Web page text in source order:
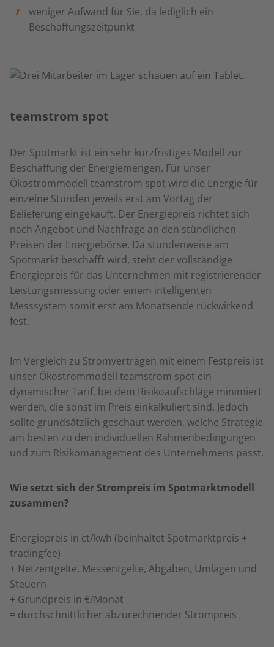
weniger Aufwand für Sie, da lediglich ein
Beschaffungszeitpunkt
teamstrom spot
Der Spotmarkt ist ein sehr kurzfristiges Modell zur
Beschaffung der Energiemengen. Für unser
Ökostrommodell teamstrom spot wird die Energie für
einzelne Stunden jeweils erst am Vortag der
Belieferung eingekauft. Der Energiepreis richtet sich
nach Angebot und Nachfrage an den stündlichen
Preisen der Energiebörse. Da stundenweise am
Spotmarkt beschafft wird, steht der vollständige
Energiepreis für das Unternehmen mit registrierender
Leistungsmessung oder einem intelligenten
Messsystem somit erst am Monatsende rückwirkend
fest.
Im Vergleich zu Stromverträgen mit einem Festpreis ist
unser Ökostrommodell teamstrom spot ein
dynamischer Tarif, bei dem Risikoaufschläge minimiert
werden, die sonst im Preis einkalkuliert sind. Jedoch
sollte grundsätzlich geschaut werden, welche Strategie
am besten zu den individuellen Rahmenbedingungen
und zum Risikomanagement des Unternehmens passt.
Wie setzt sich der Strompreis im Spotmarktmodell
zusammen?
Energiepreis in ct/kwh (beinhaltet Spotmarktpreis +
tradingfee)
+ Netzentgelte, Messentgelte, Abgaben, Umlagen und
Steuern
+ Grundpreis in €/Monat
= durchschnittlicher abzurechnender Strompreis